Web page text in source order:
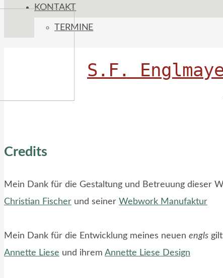
KONTAKT
TERMINE
S.F.
Credits
Mein Dank für die Gestaltung und Betreuung dieser
Christian Fischer und seiner Webwork Manufaktur
Mein Dank für die Entwicklung meines neuen engls
Annette Liese und ihrem Annette Liese Design